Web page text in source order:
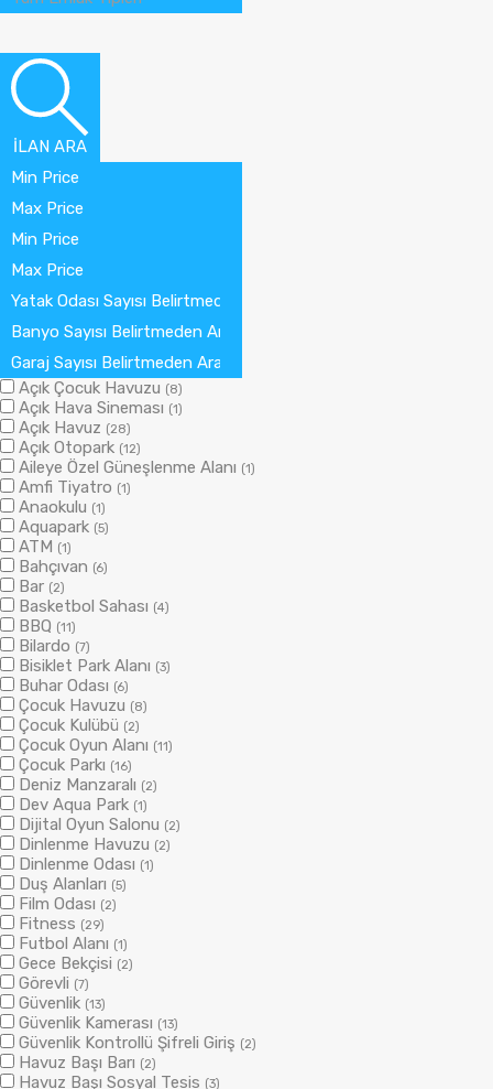
İLAN ARA
Min Price
Max Price
Min Price
Max Price
Yatak Odası Sayısı Belirtmeden Arama Yap
Banyo Sayısı Belirtmeden Arama Yap
Garaj Sayısı Belirtmeden Arama Yap
Açık Çocuk Havuzu (8)
Açık Hava Sineması (1)
Açık Havuz (28)
Açık Otopark (12)
Aileye Özel Güneşlenme Alanı (1)
Amfi Tiyatro (1)
Anaokulu (1)
Aquapark (5)
ATM (1)
Bahçıvan (6)
Bar (2)
Basketbol Sahası (4)
BBQ (11)
Bilardo (7)
Bisiklet Park Alanı (3)
Buhar Odası (6)
Çocuk Havuzu (8)
Çocuk Kulübü (2)
Çocuk Oyun Alanı (11)
Çocuk Parkı (16)
Deniz Manzaralı (2)
Dev Aqua Park (1)
Dijital Oyun Salonu (2)
Dinlenme Havuzu (2)
Dinlenme Odası (1)
Duş Alanları (5)
Film Odası (2)
Fitness (29)
Futbol Alanı (1)
Gece Bekçisi (2)
Görevli (7)
Güvenlik (13)
Güvenlik Kamerası (13)
Güvenlik Kontrollü Şifreli Giriş (2)
Havuz Başı Barı (2)
Havuz Başı Sosyal Tesis (3)